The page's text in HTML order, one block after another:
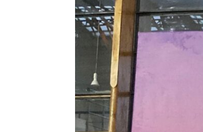
Archivo Cenfoto-UDP
Arquetipos de situación
Artes visuales
Ciencia
Cine y televisión
Ciudad
Críticas